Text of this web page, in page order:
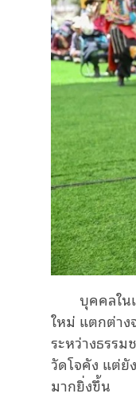
บุคคลใน
ใหม่ แตกต่าง
ระหว่างธรร
วัดโจคัง แต่ยั
มากยิ่งขึ้น